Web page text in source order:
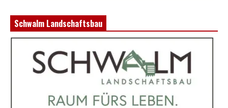
Schwalm Landschaftsbau